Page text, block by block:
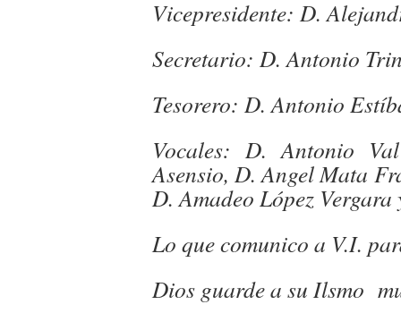
Vicepresidente: D.
Secretario: D. Antonio
Tesorero: D. Antonio
Vocales: D. Antonio
Asensio, D. Angel Mata
D. Amadeo López
Lo que comunico a V.I.
Dios guarde a su Ilsmo